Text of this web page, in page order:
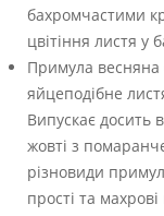
бахромчастими
цвітіння листя у
Примула
яйцеподібне
Випускає досить
жовті з
різновиди
прості та